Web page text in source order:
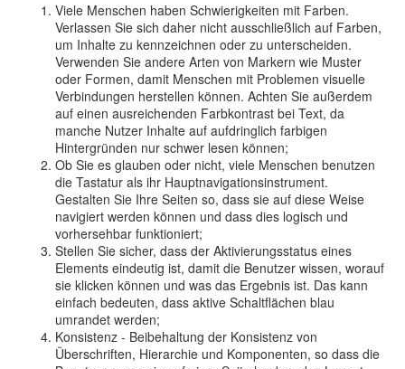
Viele Menschen haben Schwierigkeiten mit Farben.
Verlassen Sie sich daher nicht ausschließlich auf Farben,
um Inhalte zu kennzeichnen oder zu unterscheiden.
Verwenden Sie andere Arten von Markern wie Muster
oder Formen, damit Menschen mit Problemen visuelle
Verbindungen herstellen können. Achten Sie außerdem
auf einen ausreichenden Farbkontrast bei Text, da
manche Nutzer Inhalte auf aufdringlich farbigen
Hintergründen nur schwer lesen können;
Ob Sie es glauben oder nicht, viele Menschen benutzen
die Tastatur als ihr Hauptnavigationsinstrument.
Gestalten Sie Ihre Seiten so, dass sie auf diese Weise
navigiert werden können und dass dies logisch und
vorhersehbar funktioniert;
Stellen Sie sicher, dass der Aktivierungsstatus eines
Elements eindeutig ist, damit die Benutzer wissen, worauf
sie klicken können und was das Ergebnis ist. Das kann
einfach bedeuten, dass aktive Schaltflächen blau
umrandet werden;
Konsistenz - Beibehaltung der Konsistenz von
Überschriften, Hierarchie und Komponenten, so dass die